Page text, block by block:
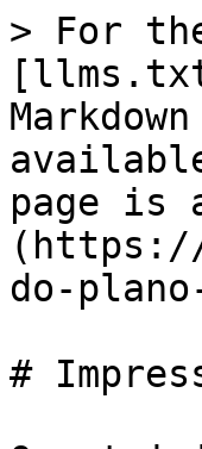
> For
page is
do-
#